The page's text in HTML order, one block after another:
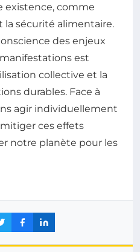
existence, comme
la sécurité alimentaire.
des enjeux
est
collective et la
durables. Face à
agir individuellement
ces effets
notre planète pour les